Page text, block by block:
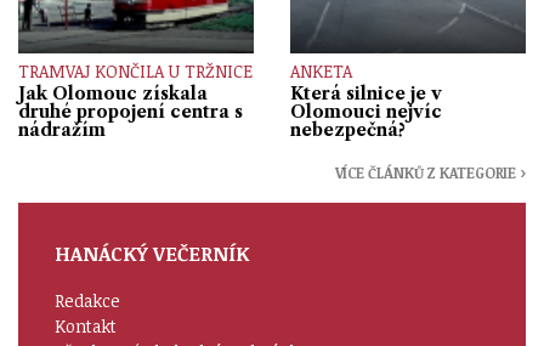
TRAMVAJ KONČILA U TRŽNICE
Jak Olomouc získala
druhé propojení centra s
nádražím
ANKETA
Která silnice je v
Olomouci nejvíc
nebezpečná?
VÍCE ČLÁNKŮ Z KATEGORIE ›
HANÁCKÝ VEČERNÍK
Redakce
Kontakt